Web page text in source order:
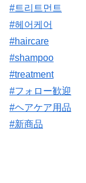
#트리트먼트
#헤어케어
#haircare
#shampoo
#treatment
#フォロー歓迎
#ヘアケア用品
#新商品